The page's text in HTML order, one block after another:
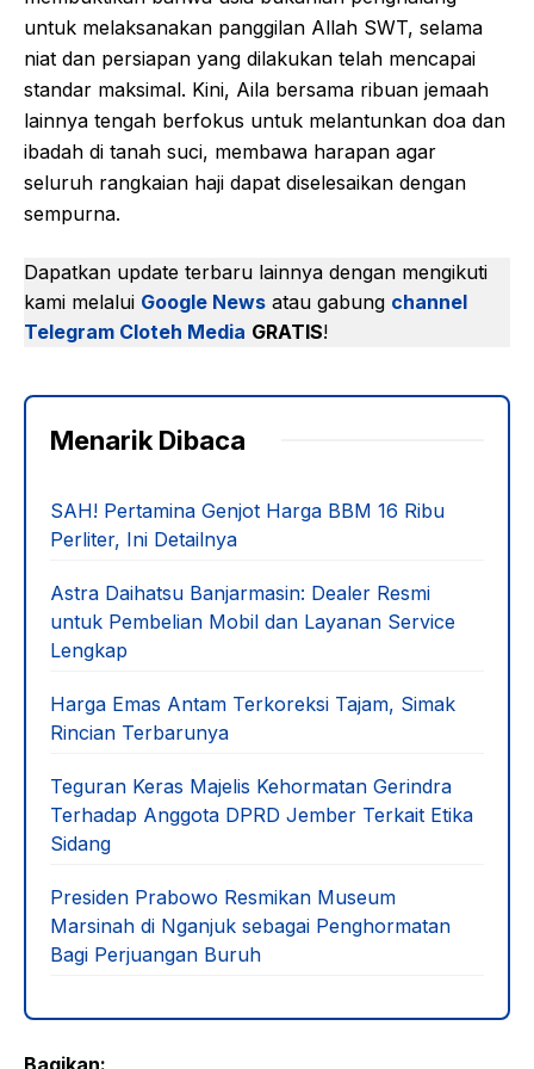
untuk melaksanakan panggilan Allah SWT, selama
niat dan persiapan yang dilakukan telah mencapai
standar maksimal. Kini, Aila bersama ribuan jemaah
lainnya tengah berfokus untuk melantunkan doa dan
ibadah di tanah suci, membawa harapan agar
seluruh rangkaian haji dapat diselesaikan dengan
sempurna.
Dapatkan update terbaru lainnya dengan mengikuti
kami melalui Google News atau gabung channel
Telegram Cloteh Media GRATIS!
Menarik Dibaca
SAH! Pertamina Genjot Harga BBM 16 Ribu
Perliter, Ini Detailnya
Astra Daihatsu Banjarmasin: Dealer Resmi
untuk Pembelian Mobil dan Layanan Service
Lengkap
Harga Emas Antam Terkoreksi Tajam, Simak
Rincian Terbarunya
Teguran Keras Majelis Kehormatan Gerindra
Terhadap Anggota DPRD Jember Terkait Etika
Sidang
Presiden Prabowo Resmikan Museum
Marsinah di Nganjuk sebagai Penghormatan
Bagi Perjuangan Buruh
Bagikan: